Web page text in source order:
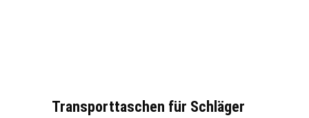
Transporttaschen für Schläger